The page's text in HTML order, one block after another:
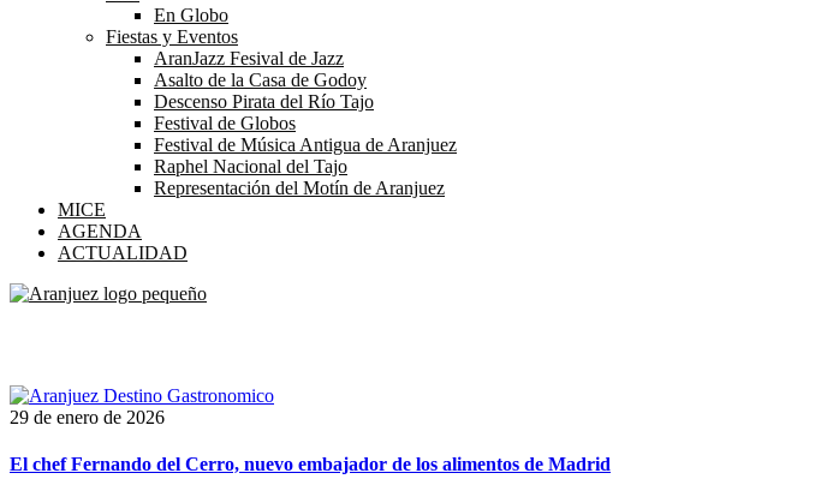
En Globo
Fiestas y Eventos
AranJazz Fesival de Jazz
Asalto de la Casa de Godoy
Descenso Pirata del Río Tajo
Festival de Globos
Festival de Música Antigua de Aranjuez
Raphel Nacional del Tajo
Representación del Motín de Aranjuez
MICE
AGENDA
ACTUALIDAD
29 de enero de 2026
El chef Fernando del Cerro, nuevo embajador de los alimentos de Madrid